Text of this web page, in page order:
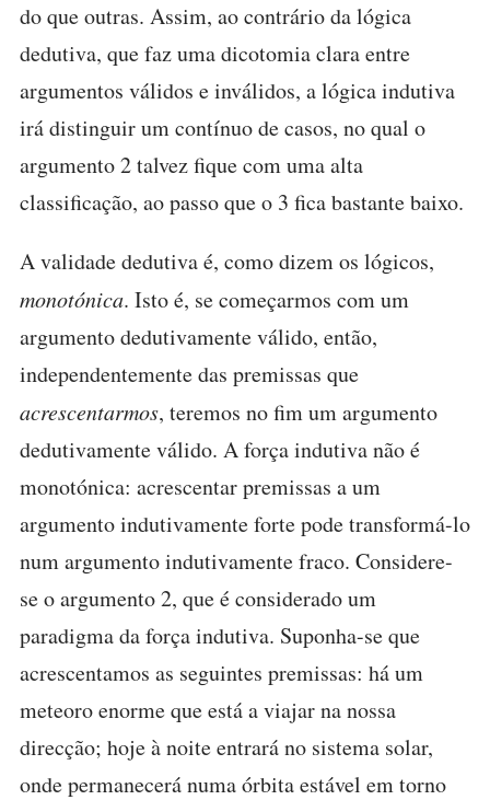
do que outras. Assim, ao contrário da lógica
dedutiva, que faz uma dicotomia clara entre
argumentos válidos e inválidos, a lógica indutiva
irá distinguir um contínuo de casos, no qual o
argumento 2 talvez fique com uma alta
classificação, ao passo que o 3 fica bastante baixo.
A validade dedutiva é, como dizem os lógicos,
monotónica. Isto é, se começarmos com um
argumento dedutivamente válido, então,
independentemente das premissas que
acrescentarmos, teremos no fim um argumento
dedutivamente válido. A força indutiva não é
monotónica: acrescentar premissas a um
argumento indutivamente forte pode transformá-lo
num argumento indutivamente fraco. Considere-
se o argumento 2, que é considerado um
paradigma da força indutiva. Suponha-se que
acrescentamos as seguintes premissas: há um
meteoro enorme que está a viajar na nossa
direcção; hoje à noite entrará no sistema solar,
onde permanecerá numa órbita estável em torno